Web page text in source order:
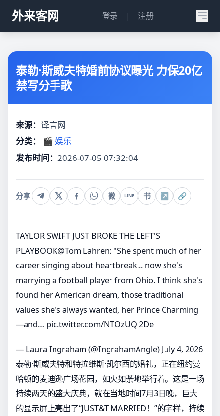
外来客网 登录 | 注册
泰勒·斯威夫特婚前协议曝光 力保20亿
禁写分手歌
来源： 译言网
分类：
🎬 娱乐
发布时间： 2026-07-05 07:32:04
分享 微 LINE 书 ↗ 🔗
TAYLOR SWIFT JUST BROKE THE LEFT'S
PLAYBOOK@TomiLahren: "She spent much of her
career singing about heartbreak... now she's
marrying a football player from Ohio. I think she's
found her American dream, those traditional
values she's always wanted, her Prince Charming
—and… pic.twitter.com/NTOzUQl2De
— Laura Ingraham (@IngrahamAngle) July 4, 2026
泰勒·斯威夫特和特拉维斯·凯尔西的婚礼，正在纽约曼
哈顿的麦迪逊广场花园，如火如荼地举行着。这是一场
持续两天的盛大庆典，就在当地时间7月3日晚，巨大
的显示屏上亮出了“JUST&T MARRIED！”的字样，持续